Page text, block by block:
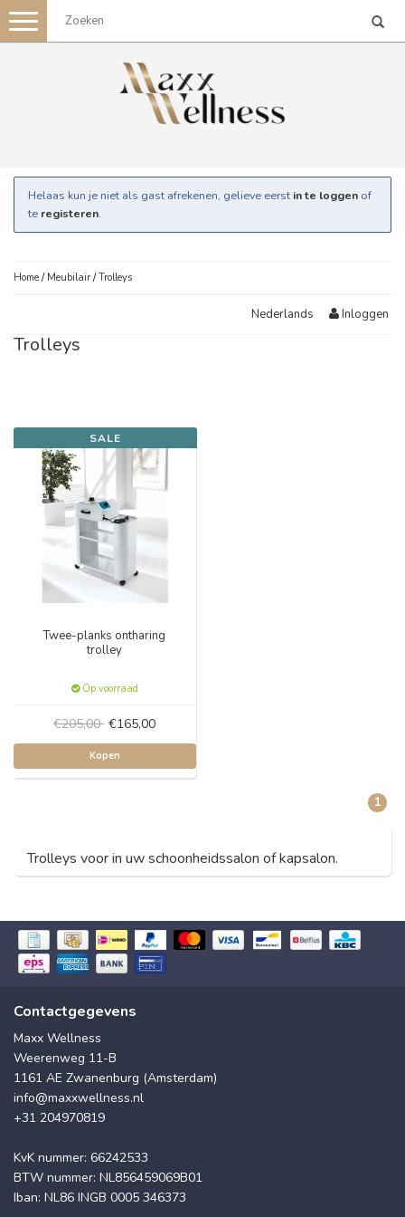
Toggle
navigation
Helaas kun je niet als gast afrekenen, gelieve eerst in te loggen of
te registeren.
Home / Meubilair /Trolleys
Nederlands Inloggen
Trolleys
SALE
Twee-planks ontharing
trolley
Op voorraad
€205,00 €165,00
Kopen
1
Trolleys voor in uw schoonheidssalon of kapsalon.
Contactgegevens
Maxx Wellness
Weerenweg 11-B
1161 AE Zwanenburg (Amsterdam)
info@maxxwellness.nl
+31 204970819
KvK nummer: 66242533
BTW nummer: NL856459069B01
Iban: NL86 INGB 0005 346373